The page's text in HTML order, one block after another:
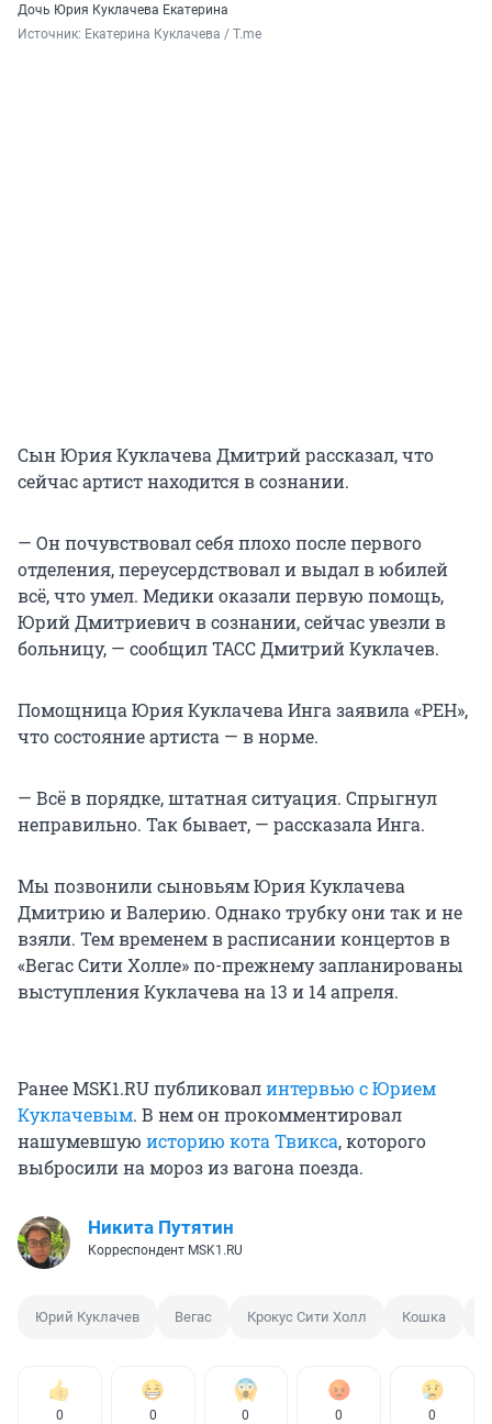
Дочь Юрия Куклачева Екатерина
Источник: Екатерина Куклачева / T.me
Сын Юрия Куклачева Дмитрий рассказал, что
сейчас артист находится в сознании.
— Он почувствовал себя плохо после первого
отделения, переусердствовал и выдал в юбилей
всё, что умел. Медики оказали первую помощь,
Юрий Дмитриевич в сознании, сейчас увезли в
больницу, — сообщил ТАСС Дмитрий Куклачев.
Помощница Юрия Куклачева Инга заявила «РЕН»,
что состояние артиста — в норме.
— Всё в порядке, штатная ситуация. Спрыгнул
неправильно. Так бывает, — рассказала Инга.
Мы позвонили сыновьям Юрия Куклачева
Дмитрию и Валерию. Однако трубку они так и не
взяли. Тем временем в расписании концертов в
«Вегас Сити Холле» по-прежнему запланированы
выступления Куклачева на 13 и 14 апреля.
Ранее MSK1.RU публиковалинтервью с Юрием
Куклачевым. В нем он прокомментировал
нашумевшую историю кота Твикса, которого
выбросили на мороз из вагона поезда.
Никита Путятин
Корреспондент MSK1.RU
Юрий Куклачев Вегас Крокус Сити Холл Кошка
0 0 0 0 0